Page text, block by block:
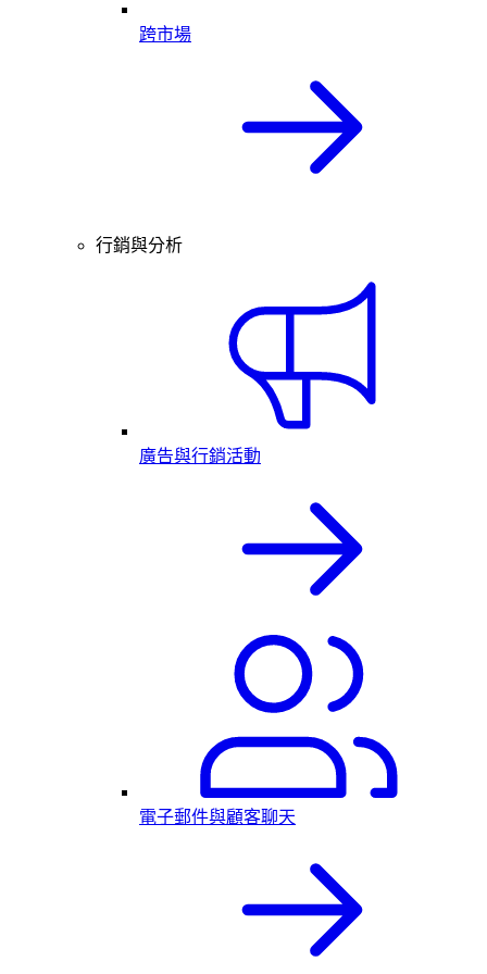
跨市場
行銷與分析
廣告與行銷活動
電子郵件與顧客聊天